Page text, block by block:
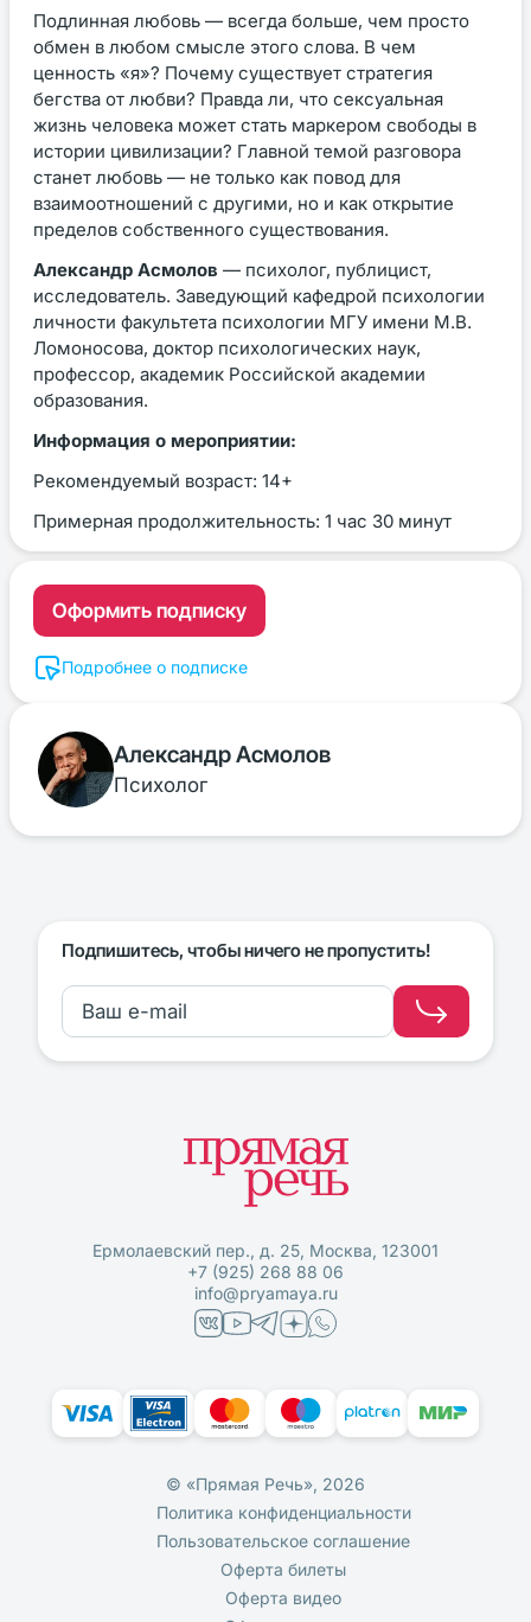
Подлинная любовь — всегда больше, чем просто
обмен в любом смысле этого слова. В чем
ценность «я»? Почему существует стратегия
бегства от любви? Правда ли, что сексуальная
жизнь человека может стать маркером свободы в
истории цивилизации? Главной темой разговора
станет любовь — не только как повод для
взаимоотношений с другими, но и как открытие
пределов собственного существования.
Александр Асмолов — психолог, публицист,
исследователь. Заведующий кафедрой психологии
личности факультета психологии МГУ имени М.В.
Ломоносова, доктор психологических наук,
профессор, академик Российской академии
образования.
Информация о мероприятии:
Рекомендуемый возраст: 14+
Примерная продолжительность: 1 час 30 минут
Оформить подписку
Подробнее о подписке
Александр Асмолов
Психолог
Подпишитесь, чтобы ничего не пропустить!
Ермолаевский пер., д. 25, Москва, 123001
+7 (925) 268 88 06
info@pryamaya.ru
© «Прямая Речь», 2026
Политика конфиденциальности
Пользовательское соглашение
Оферта билеты
Оферта видео